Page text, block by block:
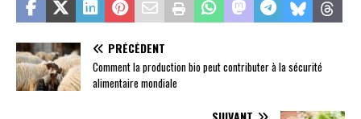
PRÉCÉDENT
Comment la production bio peut contributer à la sécurité
alimentaire mondiale